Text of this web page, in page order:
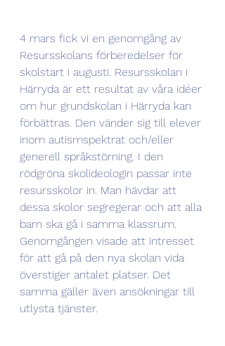
4 mars fick vi en genomgång av
Resursskolans förberedelser för
skolstart i augusti. Resursskolan i
Härryda är ett resultat av våra idéer
om hur grundskolan i Härryda kan
förbättras. Den vänder sig till elever
inom autismspektrat och/eller
generell språkstörning. I den
rödgröna skolideologin passar inte
resursskolor in. Man hävdar att
dessa skolor segregerar och att alla
barn ska gå i samma klassrum.
Genomgången visade att intresset
för att gå på den nya skolan vida
överstiger antalet platser. Det
samma gäller även ansökningar till
utlysta tjänster.